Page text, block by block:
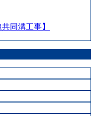
同溝工事】